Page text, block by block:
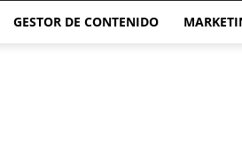
GESTOR DE CONTENIDO